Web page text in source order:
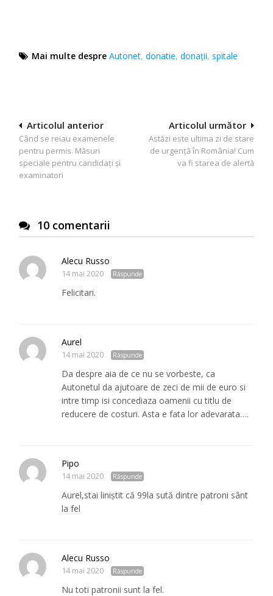
Mai multe despre Autonet,donatie,donaţii,spitale
Navigare
în
articole
Articolul următor
Astăzi este ultima zi de stare
de urgență în România! Cum
va fi starea de alertă
Articolul anterior
Când se reiau examenele
pentru permis. Măsuri
speciale pentru candidați și
examinatori
10 comentarii
Alecu Russo
14 mai 2020 Răspunde
Felicitari.
Aurel
14 mai 2020 Răspunde
Da despre aia de ce nu se vorbeste, ca
Autonetul da ajutoare de zeci de mii de euro si
intre timp isi concediaza oamenii cu titlu de
reducere de costuri. Asta e fata lor adevarata….
Pipo
14 mai 2020 Răspunde
Aurel,stai liniștit că 99la sută dintre patroni sânt
la fel
Alecu Russo
14 mai 2020 Răspunde
Nu toti patronii sunt la fel.